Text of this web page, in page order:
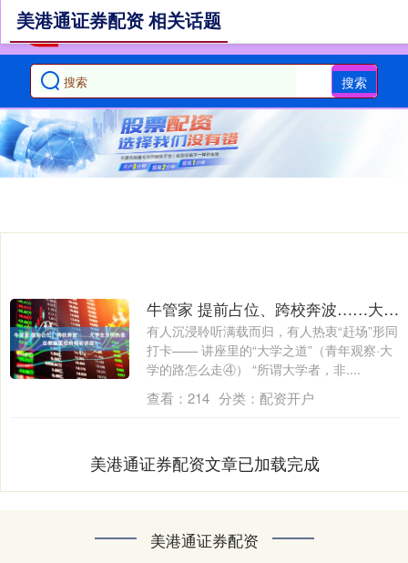
搜索
美港通证券配资 相关话题
牛管家 提前占位、跨校奔波……大学生为何热衷在教室里抢前排听讲座？
有人沉浸聆听满载而归，有人热衷“赶场”形同
打卡—— 讲座里的“大学之道”（青年观察·大
学的路怎么走④） “所谓大学者，非....
查看： 214 分类： 配资开户
美港通证券配资文章已加载完成
美港通证券配资